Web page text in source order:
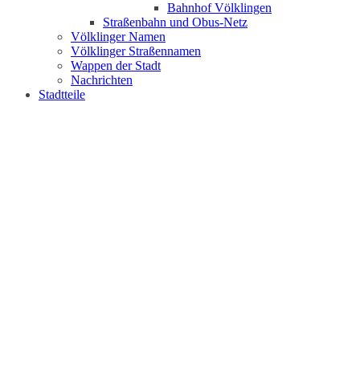
Bahnhof Völklingen
Straßenbahn und Obus-Netz
Völklinger Namen
Völklinger Straßennamen
Wappen der Stadt
Nachrichten
Stadtteile